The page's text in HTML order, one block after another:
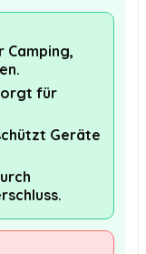
für
Geräte